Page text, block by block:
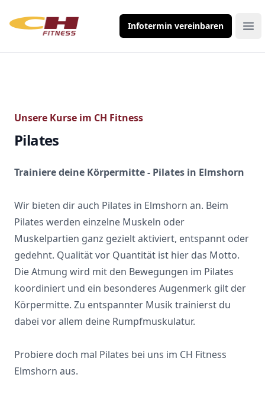
Infotermin vereinbaren
Unsere Kurse im CH Fitness
Pilates
Trainiere deine Körpermitte - Pilates in Elmshorn
Wir bieten dir auch Pilates in Elmshorn an. Beim
Pilates werden einzelne Muskeln oder
Muskelpartien ganz gezielt aktiviert, entspannt oder
gedehnt. Qualität vor Quantität ist hier das Motto.
Die Atmung wird mit den Bewegungen im Pilates
koordiniert und ein besonderes Augenmerk gilt der
Körpermitte. Zu entspannter Musik trainierst du
dabei vor allem deine Rumpfmuskulatur.
Probiere doch mal Pilates bei uns im CH Fitness
Elmshorn aus.